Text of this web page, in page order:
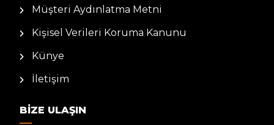
Müşteri Aydınlatma Metni
Kişisel Verileri Koruma Kanunu
Künye
İletişim
BIZE ULAŞIN